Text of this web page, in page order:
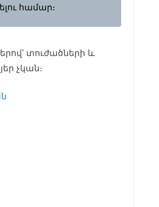
համար։
տուժածների և
չկան։